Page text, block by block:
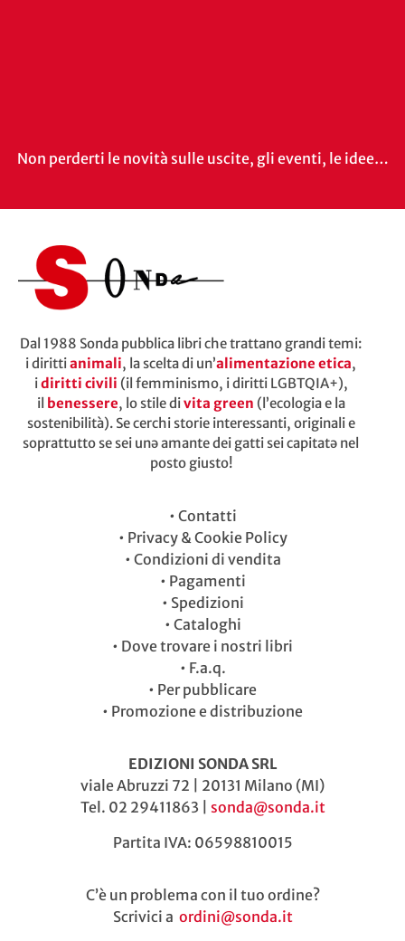
Non perderti le novità sulle uscite, gli eventi, le idee…
Dal 1988 Sonda pubblica libri che trattano grandi temi:
i dirittianimali, la scelta di un’alimentazione etica,
idiritti civili (il femminismo, i diritti LGBTQIA+),
il benessere, lo stile divita green (l’ecologia e la
sostenibilità). Se cerchi storie interessanti, originali e
soprattutto se sei unə amante dei gatti sei capitatə nel
posto giusto!
• Contatti
• Privacy & Cookie Policy
• Condizioni di vendita
• Pagamenti
• Spedizioni
• Cataloghi
• Dove trovare i nostri libri
• F.a.q.
• Per pubblicare
• Promozione e distribuzione
EDIZIONI SONDA SRL
viale Abruzzi 72 | 20131 Milano (MI)
Tel. 02 29411863 | sonda@sonda.it
Partita IVA: 06598810015
C’è un problema con il tuo ordine?
Scrivici a ordini@sonda.it